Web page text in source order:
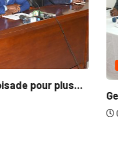
du Bassin du...